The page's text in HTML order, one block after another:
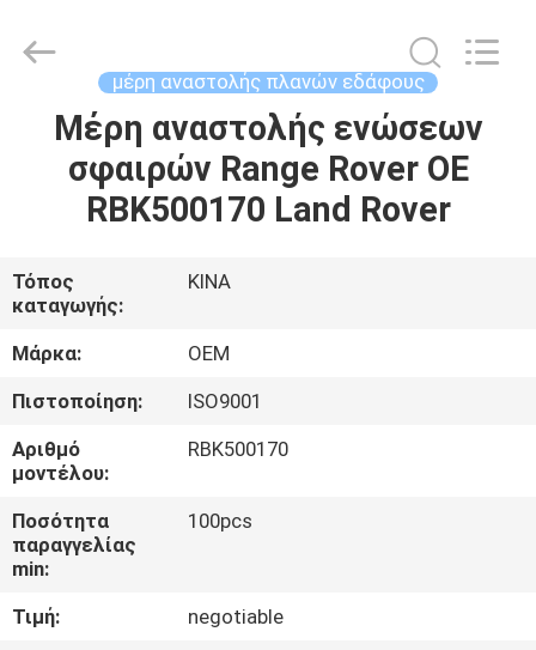
ΑΡΧΙΚΉ
ΠΡΟΪΌΝΤΑ
ΒΊΝΤΕΟ
ΣΧΕΤΙΚΆ
ΜΕ
ΕΜΆΣ
ΞΕΝΆΓΗΣΗ
ΣΤΟ
ΕΡΓΟΣΤΆΣΙΟ
PARTS
μέρη αναστολής πλανών εδάφους
Μέρη αναστολής ενώσεων
σφαιρών Range Rover OE
RBK500170 Land Rover
Τόπος
καταγωγής:
ΚΙΝΑ
Μάρκα:
OEM
Πιστοποίηση:
ISO9001
Αριθμό
μοντέλου:
RBK500170
Ποσότητα
παραγγελίας
min:
100pcs
Τιμή:
negotiable